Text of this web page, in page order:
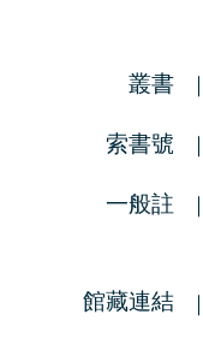
叢書
索書號
一般註
館藏連結